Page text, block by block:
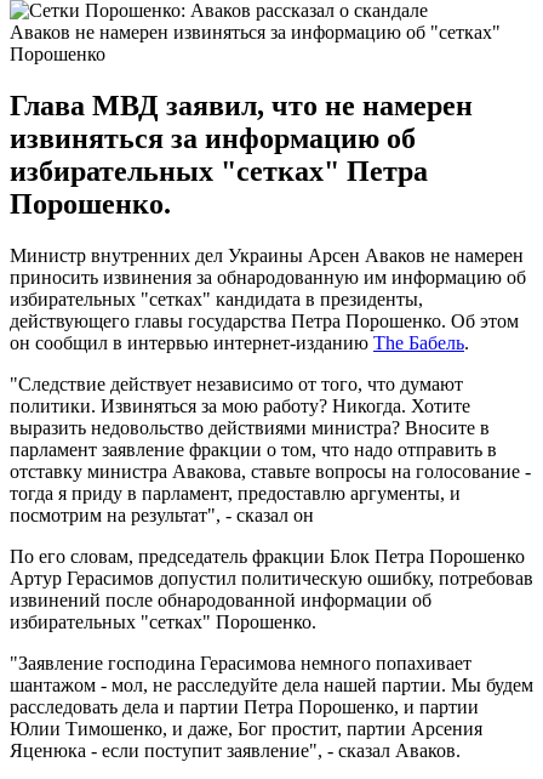
Аваков не намерен извиняться за информацию об "сетках"
Порошенко
Глава МВД заявил, что не намерен
извиняться за информацию об
избирательных "сетках" Петра
Порошенко.
Министр внутренних дел Украины Арсен Аваков не намерен
приносить извинения за обнародованную им информацию об
избирательных "сетках" кандидата в президенты,
действующего главы государства Петра Порошенко. Об этом
он сообщил в интервью интернет-изданию The Бабель.
"Следствие действует независимо от того, что думают
политики. Извиняться за мою работу? Никогда. Хотите
выразить недовольство действиями министра? Вносите в
парламент заявление фракции о том, что надо отправить в
отставку министра Авакова, ставьте вопросы на голосование -
тогда я приду в парламент, предоставлю аргументы, и
посмотрим на результат", - сказал он
По его словам, председатель фракции Блок Петра Порошенко
Артур Герасимов допустил политическую ошибку, потребовав
извинений после обнародованной информации об
избирательных "сетках" Порошенко.
"Заявление господина Герасимова немного попахивает
шантажом - мол, не расследуйте дела нашей партии. Мы будем
расследовать дела и партии Петра Порошенко, и партии
Юлии Тимошенко, и даже, Бог простит, партии Арсения
Яценюка - если поступит заявление", - сказал Аваков.